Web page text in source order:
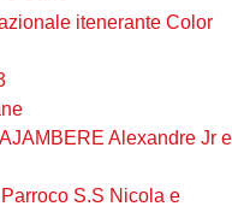
itenerante Color
Alexandre Jr e
S.S Nicola e